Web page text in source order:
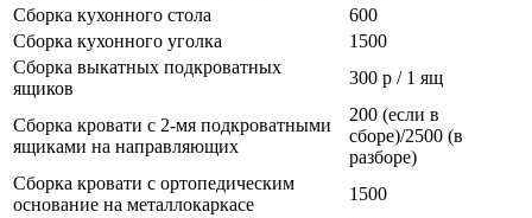
Сборка кухонного стола
600
Сборка кухонного уголка
1500
Сборка выкатных подкроватных
ящиков
300 р / 1 ящ
Сборка кровати с 2-мя подкроватными
ящиками на направляющих
200 (если в
сборе)/2500 (в
разборе)
Сборка кровати с ортопедическим
основание на металлокаркасе
1500